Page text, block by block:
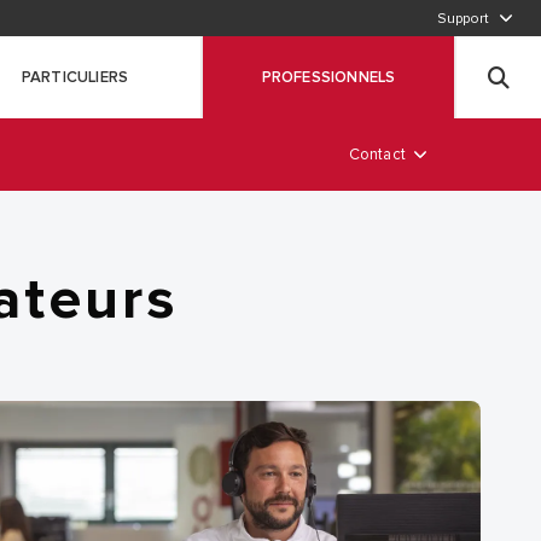
Support
APPELEZ-NOUS
PARTICULIERS PROFESSIONNELS
Contact